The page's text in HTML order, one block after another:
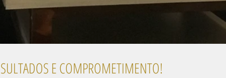
E COMPROMETIMENTO!